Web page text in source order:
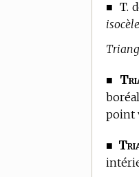
■T.
■
point
■